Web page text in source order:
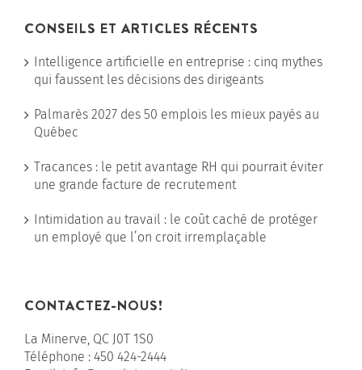
CONSEILS ET ARTICLES RÉCENTS
Intelligence artificielle en entreprise : cinq mythes
qui faussent les décisions des dirigeants
Palmarès 2027 des 50 emplois les mieux payés au
Québec
Tracances : le petit avantage RH qui pourrait éviter
une grande facture de recrutement
Intimidation au travail : le coût caché de protéger
un employé que l’on croit irremplaçable
CONTACTEZ-NOUS!
La Minerve, QC J0T 1S0
Téléphone : 450 424-2444